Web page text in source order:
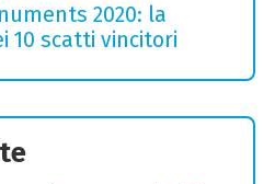
2020: la
10 scatti vincitori